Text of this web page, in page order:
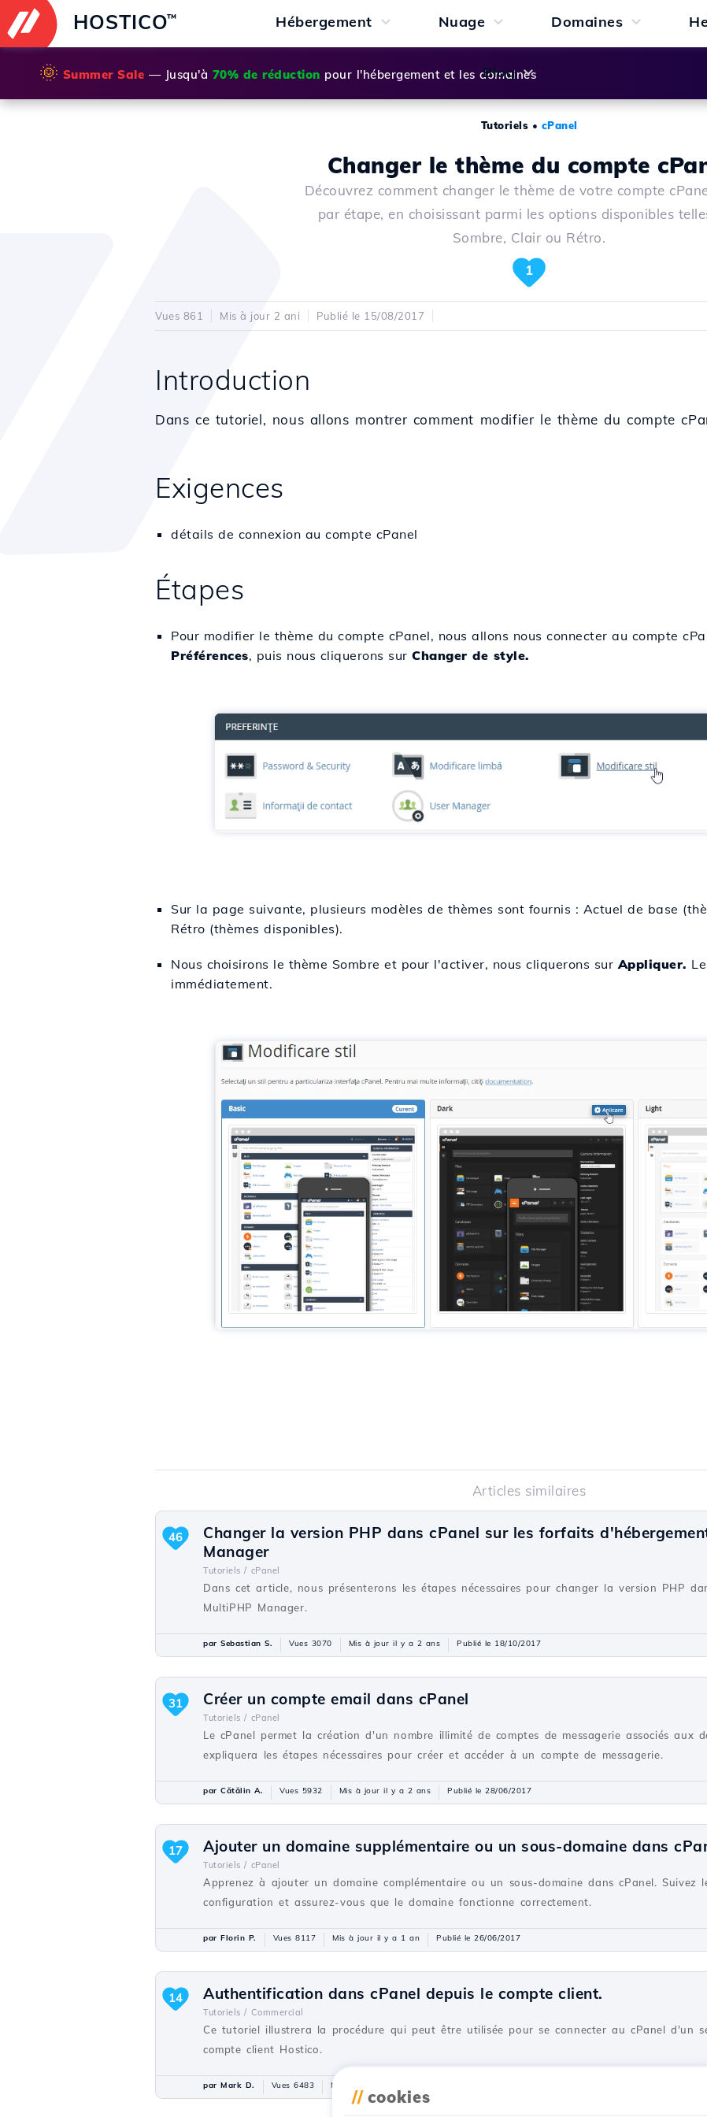
HOSTICO™ Hébergement Nuage Domaines
Blog
🌞 Summer Sale — Jusqu'à 70% de réduction pour l'hébergement et les domaines
Tutoriels • cPanel
Changer le thème du compte
Découvrez comment changer le thème de votre compte
par étape, en choisissant parmi les options disponibles
Sombre, Clair ou Rétro.
1
Vues 861 Mis à jour 2 ani Publié le 15/08/2017
Introduction
Dans ce tutoriel, nous allons montrer comment modifier le thème du compte
Exigences
détails de connexion au compte cPanel
Étapes
Pour modifier le thème du compte cPanel, nous allons nous connecter au compte
Préférences, puis nous cliquerons sur Changer de style.
Sur la page suivante, plusieurs modèles de thèmes sont fournis : Actuel de base
Rétro (thèmes disponibles).
Nous choisirons le thème Sombre et pour l'activer, nous cliquerons sur Appliquer.
immédiatement.
Articles similaires
Changer la version PHP dans cPanel sur les forfaits
Manager
Tutoriels / cPanel
Dans cet article, nous présenterons les étapes nécessaires pour changer la version PHP
MultiPHP Manager.
46
par Sebastian S. Vues 3070 Mis à jour il y a 2 ans Publié le 18/10/2017
Créer un compte email dans cPanel
Tutoriels / cPanel
Le cPanel permet la création d'un nombre illimité de comptes de messagerie associés aux
expliquera les étapes nécessaires pour créer et accéder à un compte de messagerie.
31
par Cătălin A. Vues 5932 Mis à jour il y a 2 ans Publié le 28/06/2017
Ajouter un domaine supplémentaire ou un sous-domaine dans
Tutoriels / cPanel
Apprenez à ajouter un domaine complémentaire ou un sous-domaine dans cPanel. Suivez
configuration et assurez-vous que le domaine fonctionne correctement.
17
par Florin P. Vues 8117 Mis à jour il y a 1 an Publié le 26/06/2017
Authentification dans cPanel depuis le compte client.
Tutoriels / Commercial
Ce tutoriel illustrera la procédure qui peut être utilisée pour se connecter au cPanel d'un
compte client Hostico.
14
par Mark D. Vues 6483 Mis à jour il y a 1 an
// cookies